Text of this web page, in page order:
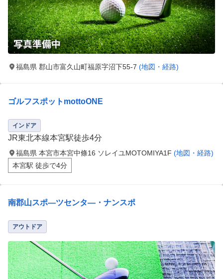
福島県 郡山市富久山町福原字沼下55-7 (地図・経路)
ゴルフスポットmottoONE
インドア
JR東北本線本宮駅徒歩4分
福島県 本宮市本宮中條16 ソレイユMOTOMIYA1F (地図・経路)
本宮駅 徒歩で4分
南郡山スポ―ツセンタ―・ナンスポ
アウトドア